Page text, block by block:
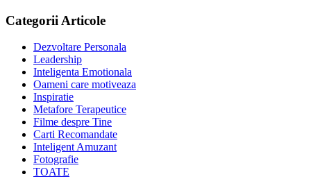
Categorii Articole
Dezvoltare Personala
Leadership
Inteligenta Emotionala
Oameni care motiveaza
Inspiratie
Metafore Terapeutice
Filme despre Tine
Carti Recomandate
Inteligent Amuzant
Fotografie
TOATE